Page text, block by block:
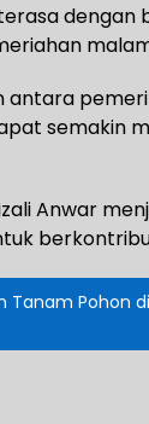
semakin
Anwar
Tanam Pohon